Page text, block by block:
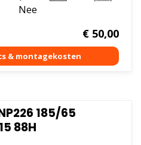
Nee
€50,00
185/65
88H